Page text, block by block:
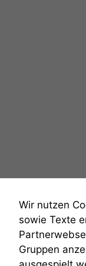
anmelden
Wir nutzen
sowie Texte
Gruppen